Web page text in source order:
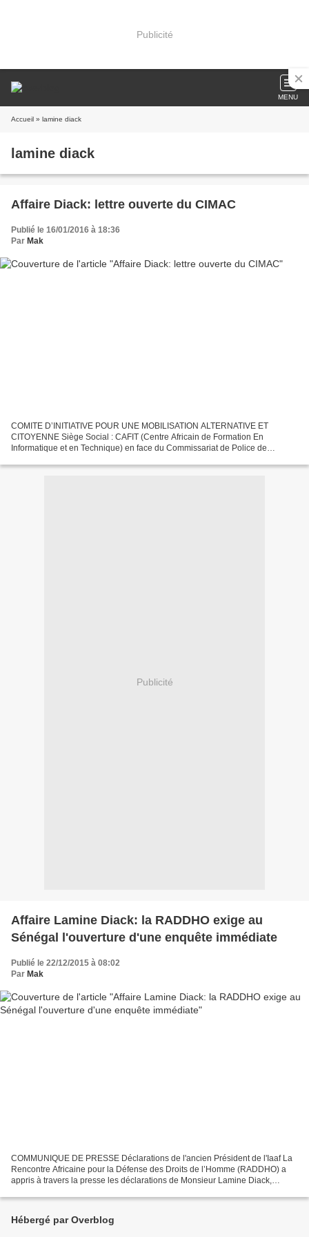
Publicité
MENU
Accueil » lamine diack
lamine diack
Affaire Diack: lettre ouverte du CIMAC
Publié le 16/01/2016 à 18:36
Par Mak
COMITE D’INITIATIVE POUR UNE MOBILISATION ALTERNATIVE ET
CITOYENNE Siège Social : CAFIT (Centre Africain de Formation En
Informatique et en Technique) en face du Commissariat de Police de
cimacpg@yahoo.fr...
Publicité
Affaire Lamine Diack: la RADDHO exige au
Sénégal l'ouverture d'une enquête immédiate
Publié le 22/12/2015 à 08:02
Par Mak
COMMUNIQUE DE PRESSE Déclarations de l'ancien Président de l'Iaaf La
Rencontre Africaine pour la Défense des Droits de l’Homme (RADDHO) a
appris à travers la presse les déclarations de Monsieur Lamine Diack,
Hébergé par Overblog